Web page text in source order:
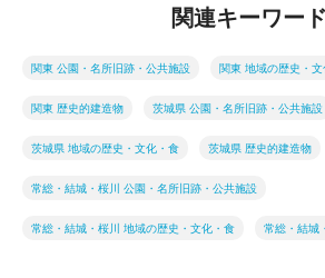
関連キーワード
関東 公園・名所旧跡・公共施設 関東 地域の歴史・
関東 歴史的建造物 茨城県 公園・名所旧跡・公共施設
茨城県 地域の歴史・文化・食 茨城県 歴史的建造物
常総・結城・桜川 公園・名所旧跡・公共施設
常総・結城・桜川 地域の歴史・文化・食 常総・結城